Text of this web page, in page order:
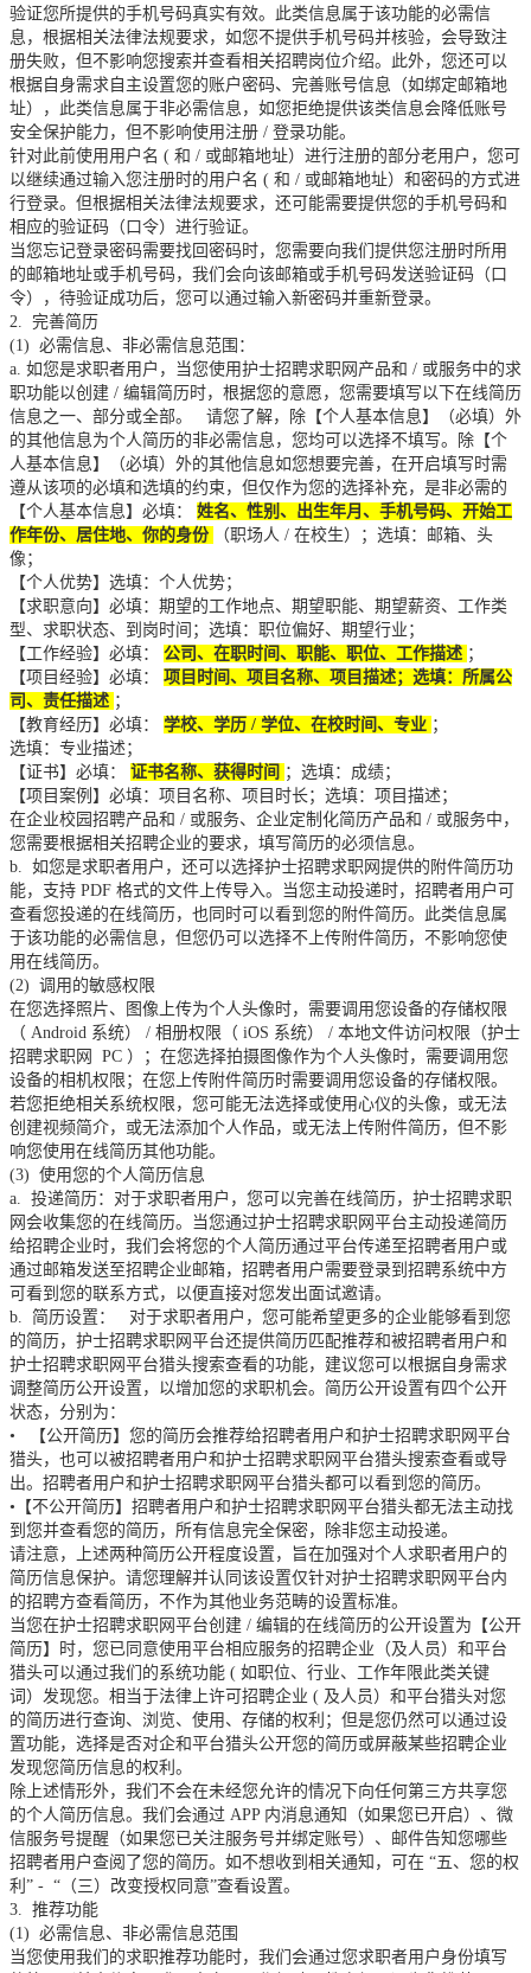
验证您所提供的手机号码真实有效。此类信息属于该功能的必需信
息，根据相关法律法规要求，如您不提供手机号码并核验，会导致注
册失败，但不影响您搜索并查看相关招聘岗位介绍。此外，您还可以
根据自身需求自主设置您的账户密码、完善账号信息（如绑定邮箱地
址），此类信息属于非必需信息，如您拒绝提供该类信息会降低账号
安全保护能力，但不影响使用注册 / 登录功能。
针对此前使用用户名 ( 和 / 或邮箱地址）进行注册的部分老用户，您可
以继续通过输入您注册时的用户名 ( 和 / 或邮箱地址）和密码的方式进
行登录。但根据相关法律法规要求，还可能需要提供您的手机号码和
相应的验证码（口令）进行验证。
当您忘记登录密码需要找回密码时，您需要向我们提供您注册时所用
的邮箱地址或手机号码，我们会向该邮箱或手机号码发送验证码（口
令），待验证成功后，您可以通过输入新密码并重新登录。
2. 完善简历
(1) 必需信息、非必需信息范围：
a. 如您是求职者用户，当您使用护士招聘求职网产品和 / 或服务中的求
职功能以创建 / 编辑简历时，根据您的意愿，您需要填写以下在线简历
信息之一、部分或全部。
请您了解，除【个人基本信息】（必填）外
的其他信息为个人简历的非必需信息，您均可以选择不填写。除【个
人基本信息】（必填）外的其他信息如您想要完善，在开启填写时需
遵从该项的必填和选填的约束，但仅作为您的选择补充，是非必需的
【个人基本信息】必填：
姓名、性别、出生年月、手机号码、开始工
作年份、居住地、你的身份
（职场人 / 在校生）；选填：邮箱、头
像；
【个人优势】选填：个人优势；
【求职意向】必填：期望的工作地点、期望职能、期望薪资、工作类
型、求职状态、到岗时间；选填：职位偏好、期望行业；
【工作经验】必填：
公司、在职时间、职能、职位、工作描述 ；
【项目经验】必填：
项目时间、项目名称、项目描述；选填：所属公
司、责任描述 ；
【教育经历】必填：
学校、学历 / 学位、在校时间、专业 ；
选填：专业描述；
【证书】必填：
证书名称、获得时间 ；选填：成绩；
【项目案例】必填：项目名称、项目时长；选填：项目描述；
在企业校园招聘产品和 / 或服务、企业定制化简历产品和 / 或服务中，
您需要根据相关招聘企业的要求，填写简历的必须信息。
b. 如您是求职者用户，还可以选择护士招聘求职网提供的附件简历功
能，支持 PDF 格式的文件上传导入。当您主动投递时，招聘者用户可
查看您投递的在线简历，也同时可以看到您的附件简历。此类信息属
于该功能的必需信息，但您仍可以选择不上传附件简历，不影响您使
用在线简历。
(2) 调用的敏感权限
在您选择照片、图像上传为个人头像时，需要调用您设备的存储权限
（ Android 系统） / 相册权限（ iOS 系统） / 本地文件访问权限（护士
招聘求职网
PC ）；在您选择拍摄图像作为个人头像时，需要调用您
设备的相机权限；在您上传附件简历时需要调用您设备的存储权限。
若您拒绝相关系统权限，您可能无法选择或使用心仪的头像，或无法
创建视频简介，或无法添加个人作品，或无法上传附件简历，但不影
响您使用在线简历其他功能。
(3) 使用您的个人简历信息
a. 投递简历：对于求职者用户，您可以完善在线简历，护士招聘求职
网会收集您的在线简历。当您通过护士招聘求职网平台主动投递简历
给招聘企业时，我们会将您的个人简历通过平台传递至招聘者用户或
通过邮箱发送至招聘企业邮箱，招聘者用户需要登录到招聘系统中方
可看到您的联系方式，以便直接对您发出面试邀请。
b. 简历设置：
对于求职者用户，您可能希望更多的企业能够看到您
的简历，护士招聘求职网平台还提供简历匹配推荐和被招聘者用户和
护士招聘求职网平台猎头搜索查看的功能，建议您可以根据自身需求
调整简历公开设置，以增加您的求职机会。简历公开设置有四个公开
状态，分别为：
•
【公开简历】您的简历会推荐给招聘者用户和护士招聘求职网平台
猎头，也可以被招聘者用户和护士招聘求职网平台猎头搜索查看或导
出。招聘者用户和护士招聘求职网平台猎头都可以看到您的简历。
•【不公开简历】招聘者用户和护士招聘求职网平台猎头都无法主动找
到您并查看您的简历，所有信息完全保密，除非您主动投递。
请注意，上述两种简历公开程度设置，旨在加强对个人求职者用户的
简历信息保护。请您理解并认同该设置仅针对护士招聘求职网平台内
的招聘方查看简历，不作为其他业务范畴的设置标准。
当您在护士招聘求职网平台创建 / 编辑的在线简历的公开设置为【公开
简历】时，您已同意使用平台相应服务的招聘企业（及人员）和平台
猎头可以通过我们的系统功能 ( 如职位、行业、工作年限此类关键
词）发现您。相当于法律上许可招聘企业 ( 及人员）和平台猎头对您
的简历进行查询、浏览、使用、存储的权利；但是您仍然可以通过设
置功能，选择是否对企和平台猎头公开您的简历或屏蔽某些招聘企业
发现您简历信息的权利。
除上述情形外，我们不会在未经您允许的情况下向任何第三方共享您
的个人简历信息。我们会通过 APP 内消息通知（如果您已开启）、微
信服务号提醒（如果您已关注服务号并绑定账号）、邮件告知您哪些
招聘者用户查阅了您的简历。如不想收到相关通知，可在 “五、您的权
利” - “（三）改变授权同意”查看设置。
3. 推荐功能
(1) 必需信息、非必需信息范围
当您使用我们的求职推荐功能时，我们会通过您求职者用户身份填写